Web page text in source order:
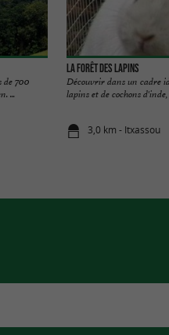
de 700
...
La Forêt des Lapins
Découvrir dans un cadre
lapins et de cochons
3,0 km - Itxassou